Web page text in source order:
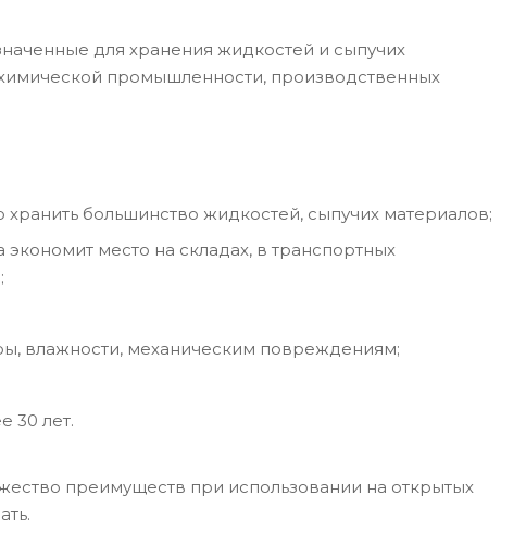
для хранения жидкостей и сыпучих
промышленности, производственных
большинство жидкостей, сыпучих материалов;
место на складах, в транспортных
влажности, механическим повреждениям;
30 лет.
преимуществ при использовании на открытых